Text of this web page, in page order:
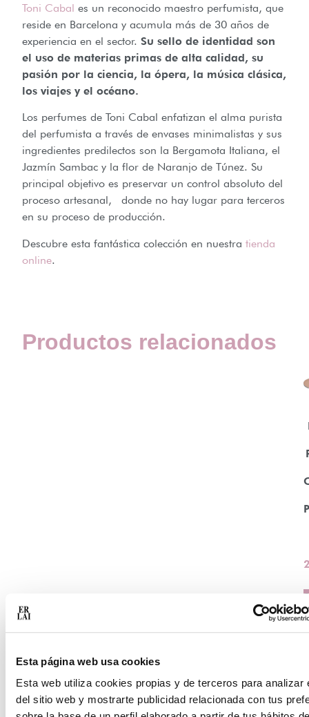
Esta página web usa cookies
Esta web utiliza cookies propias y de terceros para analizar
del sitio web y mostrarte publicidad relacionada con tus
Toni Cabal es un reconocido maestro perfumista, que
reside en Barcelona y acumula más de 30 años de
experiencia en el sector. Su sello de identidad son
el uso de materias primas de alta calidad, su
pasión por la ciencia, la ópera, la música clásica,
los viajes y el océano.
Los perfumes de Toni Cabal enfatizan el alma purista
del perfumista a través de envases minimalistas y sus
ingredientes predilectos son la Bergamota Italiana, el
Jazmín Sambac y la flor de Naranjo de Túnez. Su
principal objetivo es preservar un control absoluto del
proceso artesanal, donde no hay lugar para terceros
en su proceso de producción.
Descubre esta fantástica colección en nuestra tienda
online.
Productos relacionados